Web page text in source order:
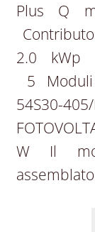
Plus Q
2.0 kWp
5 Moduli
W Il